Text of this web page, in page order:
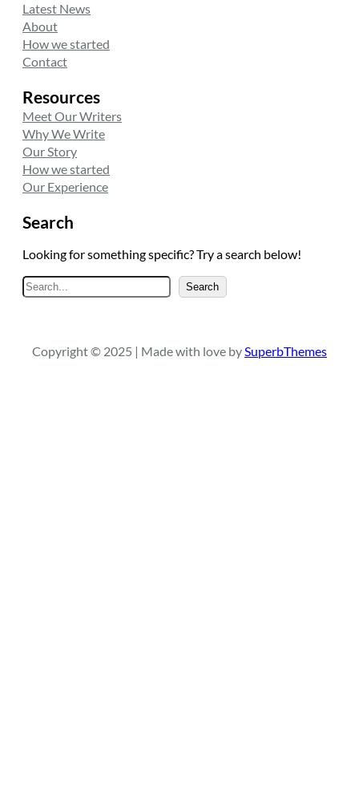
Latest News
About
How we started
Contact
Resources
Meet Our Writers
Why We Write
Our Story
How we started
Our Experience
Search
Looking for something specific? Try a search below!
A
r
Search
Copyright © 2025 | Made with love bySuperbThemes